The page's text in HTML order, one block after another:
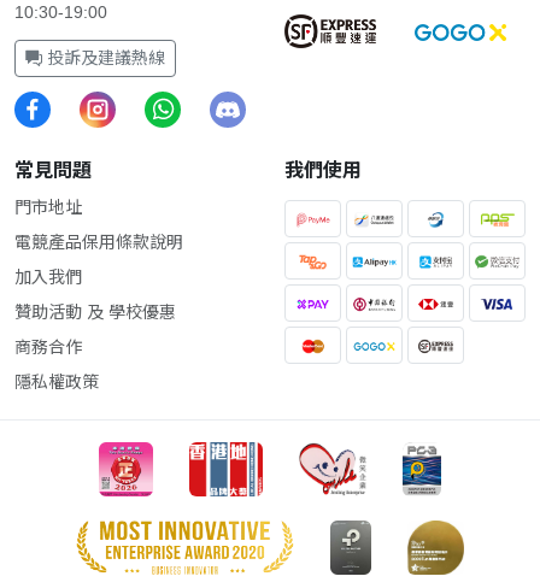
10:30-19:00
投訴及建議熱線
常見問題
門市地址
電競產品保用條款說明
加入我們
贊助活動 及 學校優惠
商務合作
隱私權政策
我們使用